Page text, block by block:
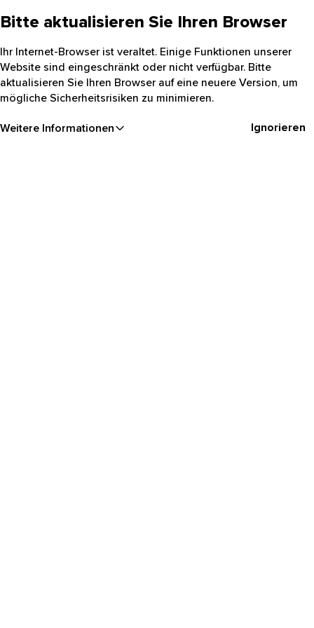
Bitte aktualisieren Sie Ihren Browser
Ihr Internet-Browser ist veraltet. Einige Funktionen unserer
Website sind eingeschränkt oder nicht verfügbar. Bitte
aktualisieren Sie Ihren Browser auf eine neuere Version, um
mögliche Sicherheitsrisiken zu minimieren.
Weitere Informationen Ignorieren